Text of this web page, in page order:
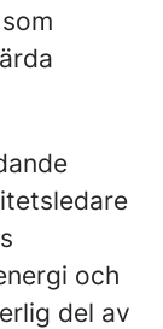
och
del av